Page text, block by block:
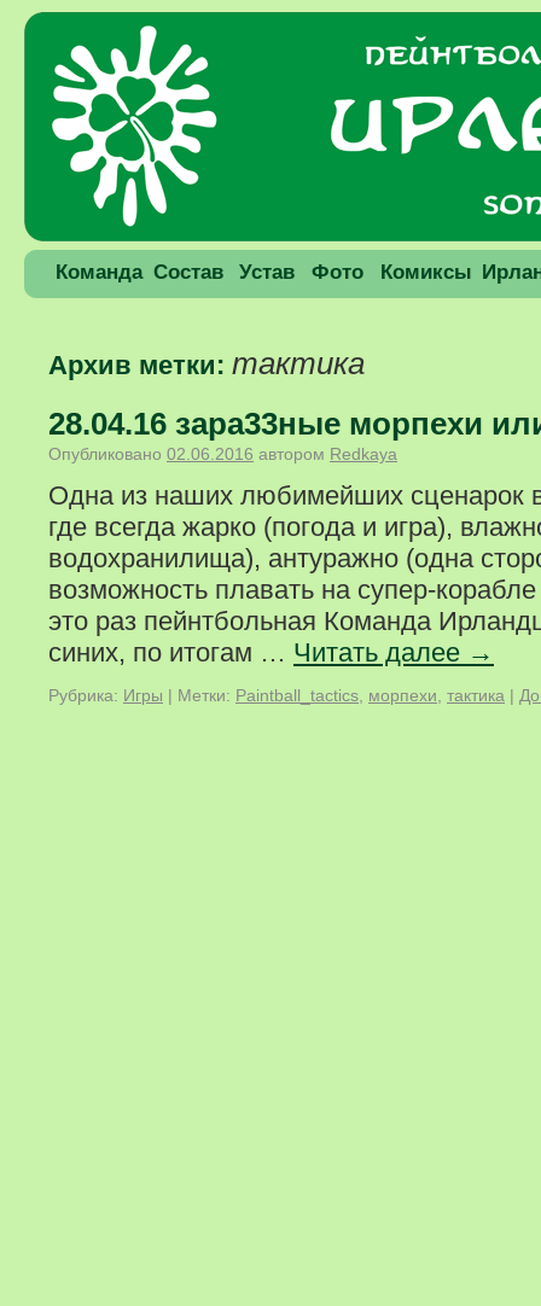
Команда Состав Устав Фото Комиксы
Архив метки: тактика
28.04.16 зара33ные морпехи
Опубликовано 02.06.2016 автором Redkaya
Одна из наших любимейших сценарок
где всегда жарко (погода и игра),
водохранилища), антуражно (одна
возможность плавать на супер-
это раз пейнтбольная Команда
синих, по итогам … Читать далее →
Рубрика: Игры | Метки: Paintball_tactics морпехи тактика |